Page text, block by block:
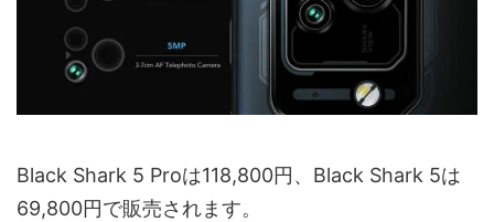
Black Shark 5 Proは118,800円、Black Shark 5は
69,800円で販売されます。